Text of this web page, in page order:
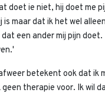
doet ie niet, hij doet me
is maar dat ik het wel
een ander mij pijn
betekent ook dat ik
geen therapie voor. Ik wil